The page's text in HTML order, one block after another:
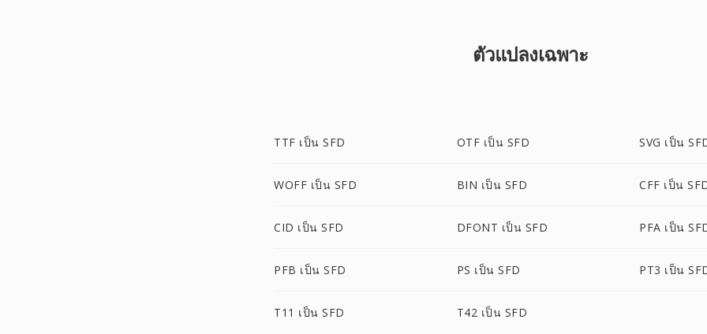
ตัวแปลงเฉพาะ
TTF เป็น SFD OTF เป็น SFD SVG เป็น
WOFF เป็น SFD BIN เป็น SFD CFF เป็น
CID เป็น SFD DFONT เป็น SFD PFA เป็น
PFB เป็น SFD PS เป็น SFD PT3 เป็น
T11 เป็น SFD T42 เป็น SFD